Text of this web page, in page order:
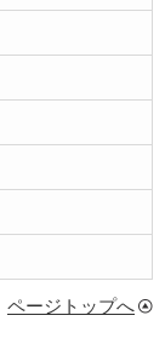
ページトップへ